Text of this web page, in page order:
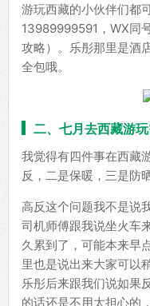
游玩西藏的小伙伴们都
13989999591，WX同
攻略）。乐彤那里是酒
全包哦。
二、七月去西藏游
我觉得有四件事在西藏
反，二是保暖，三是防
高反这个问题我不是说
司机师傅跟我说坐火车
久累到了，可能本来早
里也是说出来大家可以
乐彤后来跟我们说如果
的话还是不用太担心的